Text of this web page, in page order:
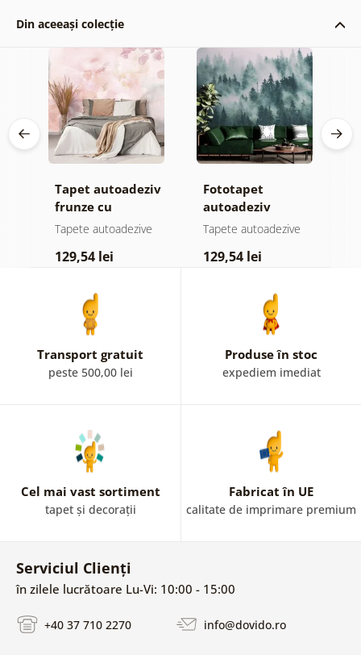
Din aceeași colecție
Tapet autoadeziv
frunze cu
atingere
Tapete autoadezive
129,54 lei
Fototapet
autoadeziv
pădure în ceață
Tapete autoadezive
129,54 lei
Transport gratuit
peste 500,00 lei
Produse în stoc
expediem imediat
Cel mai vast sortiment
tapet și decorații
Fabricat în UE
calitate de imprimare premium
Serviciul Clienți
în zilele lucrătoare Lu-Vi: 10:00 - 15:00
+40 37 710 2270 info@dovido.ro